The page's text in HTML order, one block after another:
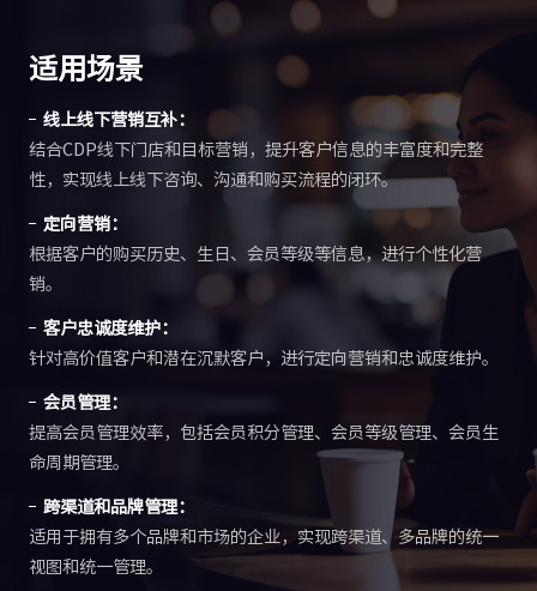
适用场景
线上线下营销互补：
结合CDP线下门店和目标营销，提升客户信息的丰富度和完整
性，实现线上线下咨询、沟通和购买流程的闭环。
定向营销：
根据客户的购买历史、生日、会员等级等信息，进行个性化营
销。
客户忠诚度维护：
针对高价值客户和潜在沉默客户，进行定向营销和忠诚度维护。
会员管理：
提高会员管理效率，包括会员积分管理、会员等级管理、会员生
命周期管理。
跨渠道和品牌管理：
适用于拥有多个品牌和市场的企业，实现跨渠道、多品牌的统一
视图和统一管理。